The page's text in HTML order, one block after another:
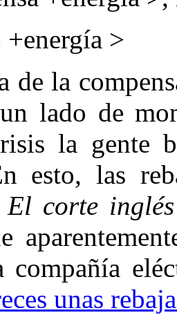
+energía >
de la
lado de
la gente
esto, las
El corte inglés
compañía
unas